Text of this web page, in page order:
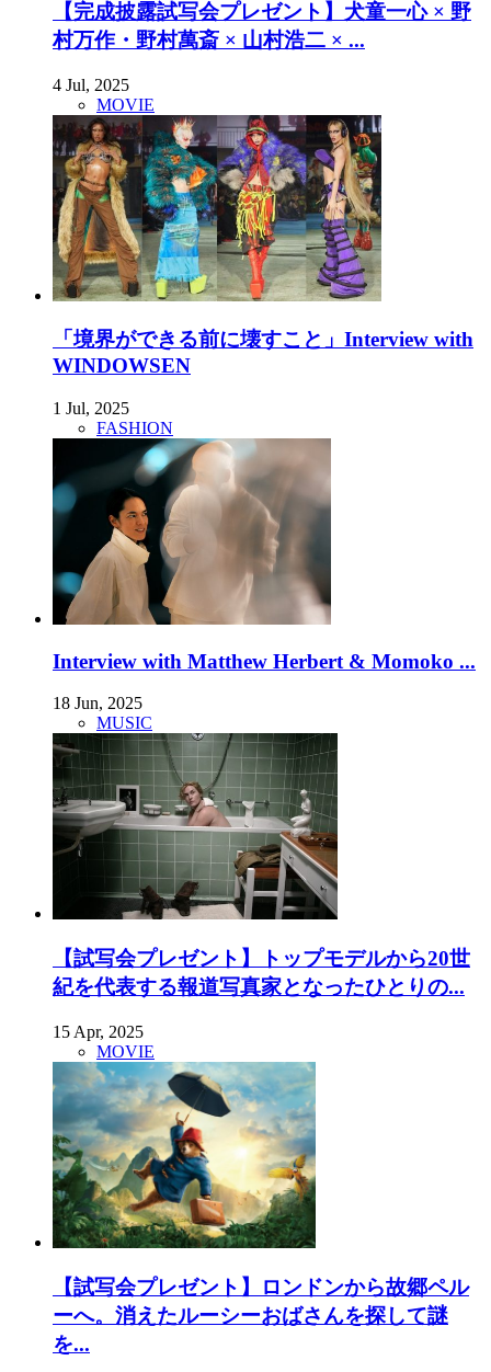
【完成披露試写会プレゼント】犬童一心 × 野
村万作・野村萬斎 × 山村浩二 × ...
4 Jul, 2025
MOVIE
「境界ができる前に壊すこと」Interview with
WINDOWSEN
1 Jul, 2025
FASHION
Interview with Matthew Herbert & Momoko ...
18 Jun, 2025
MUSIC
【試写会プレゼント】トップモデルから20世
紀を代表する報道写真家となったひとりの...
15 Apr, 2025
MOVIE
【試写会プレゼント】ロンドンから故郷ペル
ーへ。消えたルーシーおばさんを探して謎
を...